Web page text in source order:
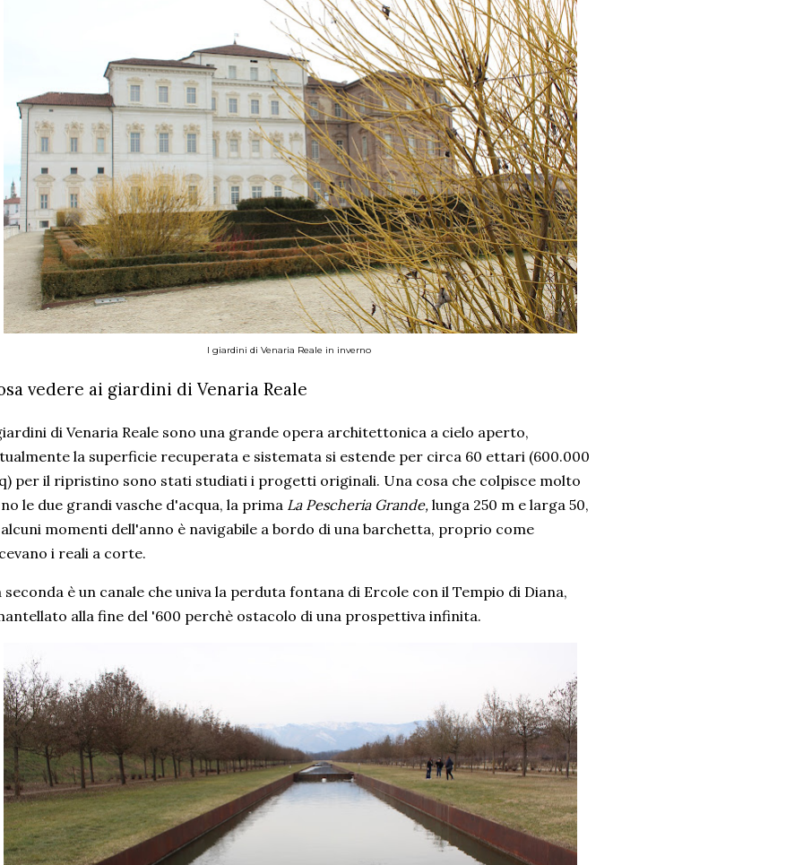
I giardini di Venaria Reale in inverno
vedere ai giardini di Venaria Reale
di Venaria Reale sono una grande opera architettonica a cielo aperto,
la superficie recuperata e sistemata si estende per circa 60 ettari (600.000
per il ripristino sono stati studiati i progetti originali. Una cosa che colpisce molto
le due grandi vasche d'acqua, la prima La Pescheria Grande, lunga 250 m e larga 50,
momenti dell'anno è navigabile a bordo di una barchetta, proprio come
i reali a corte.
seconda è un canale che univa la perduta fontana di Ercole con il Tempio di Diana,
alla fine del '600 perchè ostacolo di una prospettiva infinita.